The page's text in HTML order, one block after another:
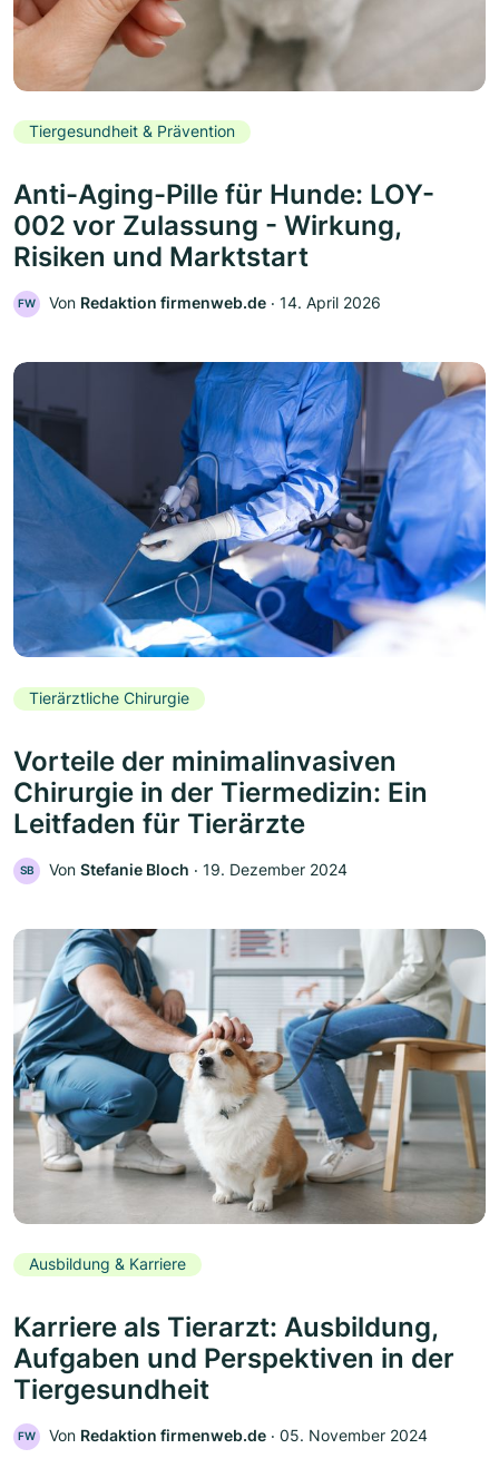
Tiergesundheit & Prävention
Anti-Aging-Pille für Hunde: LOY-
002 vor Zulassung - Wirkung,
Risiken und Marktstart
FW Von Redaktion firmenweb.de ‧ 14. April 2026
Tierärztliche Chirurgie
Vorteile der minimalinvasiven
Chirurgie in der Tiermedizin: Ein
Leitfaden für Tierärzte
SB Von Stefanie Bloch ‧ 19. Dezember 2024
Ausbildung & Karriere
Karriere als Tierarzt: Ausbildung,
Aufgaben und Perspektiven in der
Tiergesundheit
FW Von Redaktion firmenweb.de ‧ 05. November 2024